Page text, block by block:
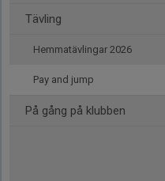
Tävling
Hemmatävlingar 2026
Pay and jump
På gång på klubben